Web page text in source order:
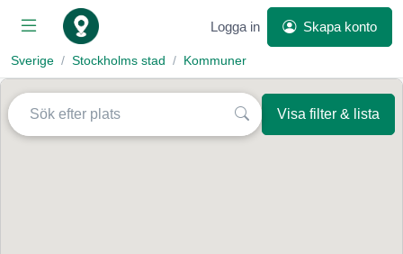
Logga in Skapa konto
Sverige Stockholms stad Kommuner
Visa filter & lista